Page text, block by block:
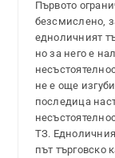
Първото
безсмислено,
едноличният
но за него е
не е още
последица
ТЗ.
път търговско